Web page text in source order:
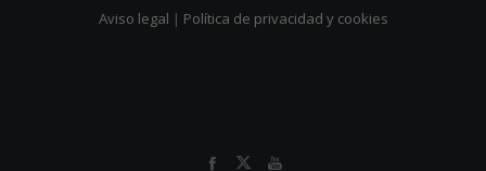
Aviso legal | Política de privacidad y cookies